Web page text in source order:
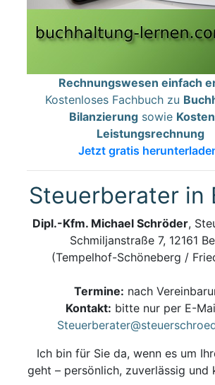
Rechnungswesen einfach
Kostenloses Fachbuch zu
Bilanzierung sowie
Leistungsrechnung
Jetzt gratis
Steuerberater in
Dipl.-Kfm. Michael Schröder,
Schmiljanstraße 7, 12161
(Tempelhof-Schöneberg /
Termine: nach
Kontakt: bitte nur per E-
Ich bin für Sie da, wenn es um
geht – persönlich, zuverlässig und